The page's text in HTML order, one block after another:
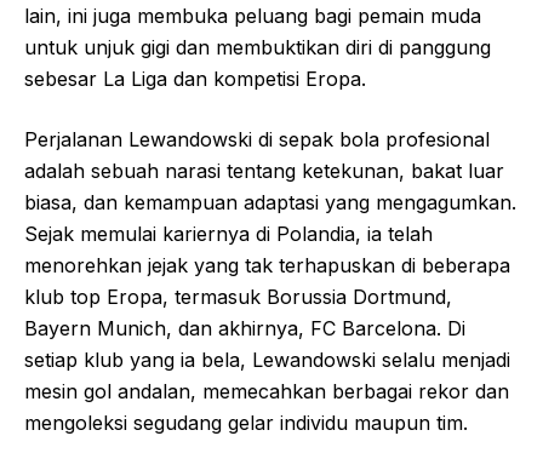
lain, ini juga membuka peluang bagi pemain muda
untuk unjuk gigi dan membuktikan diri di panggung
sebesar La Liga dan kompetisi Eropa.
Perjalanan Lewandowski di sepak bola profesional
adalah sebuah narasi tentang ketekunan, bakat luar
biasa, dan kemampuan adaptasi yang mengagumkan.
Sejak memulai kariernya di Polandia, ia telah
menorehkan jejak yang tak terhapuskan di beberapa
klub top Eropa, termasuk Borussia Dortmund,
Bayern Munich, dan akhirnya, FC Barcelona. Di
setiap klub yang ia bela, Lewandowski selalu menjadi
mesin gol andalan, memecahkan berbagai rekor dan
mengoleksi segudang gelar individu maupun tim.